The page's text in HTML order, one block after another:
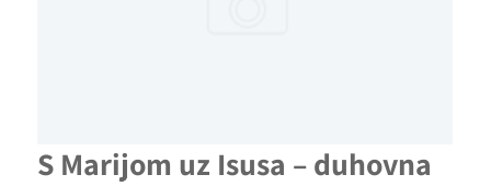
S Marijom uz Isusa – duhovna